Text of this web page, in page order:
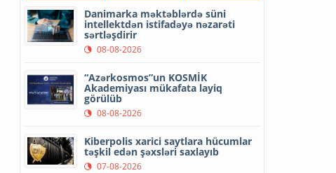
Danimarka məktəblərdə süni
intellektdən istifadəyə nəzarəti
sərtləşdirir
08-08-2026
“Azərkosmos”un KOSMİK
Akademiyası mükafata layiq
görülüb
08-08-2026
Kiberpolis xarici saytlara hücumlar
təşkil edən şəxsləri saxlayıb
07-08-2026